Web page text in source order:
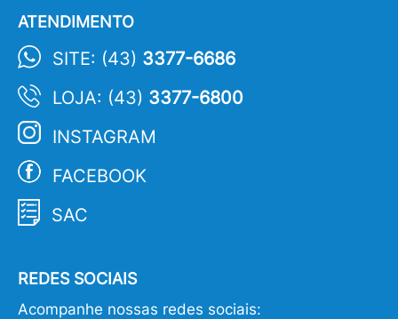
ATENDIMENTO
SITE: (43) 3377-6686
LOJA: (43) 3377-6800
INSTAGRAM
FACEBOOK
SAC
REDES SOCIAIS
Acompanhe nossas redes sociais: